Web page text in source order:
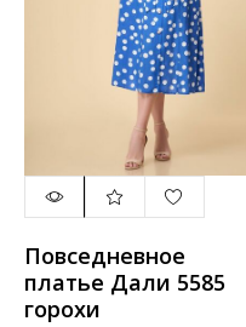
Повседневное
платье Дали 5585
горохи